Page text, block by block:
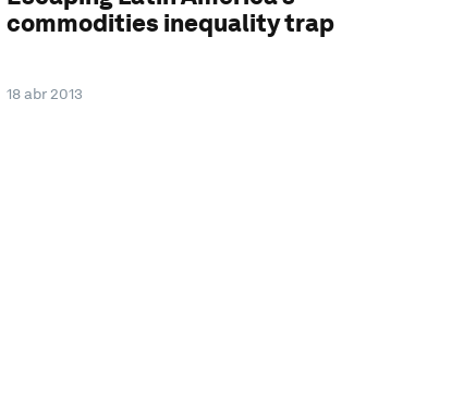
commodities inequality trap
18 abr 2013